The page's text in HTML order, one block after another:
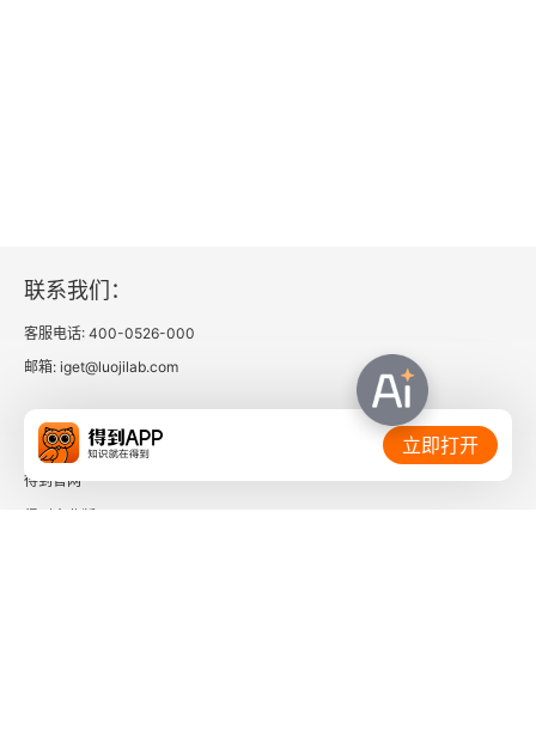
联系我们：
客服电话: 400-0526-000
邮箱: iget@luojilab.com
相关链接：
得到官网
立即打开